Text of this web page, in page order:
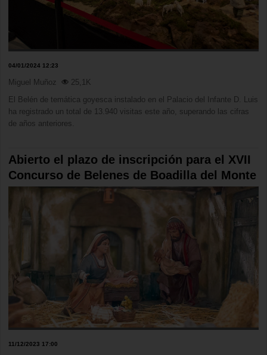
04/01/2024 12:23
Miguel Muñoz
25,1K
El Belén de temática goyesca instalado en el Palacio del Infante D. Luis
ha registrado un total de 13.940 visitas este año, superando las cifras
de años anteriores.
Abierto el plazo de inscripción para el XVII
Concurso de Belenes de Boadilla del Monte
11/12/2023 17:00